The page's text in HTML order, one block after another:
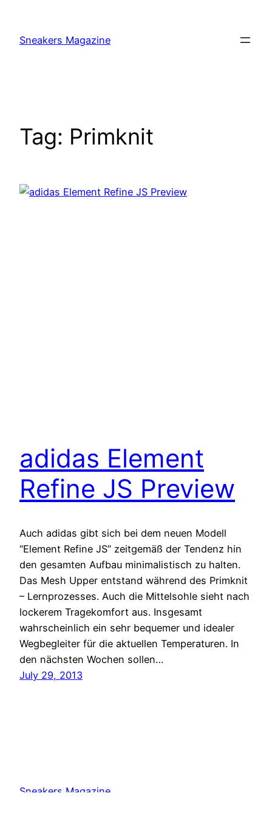
content
Sneakers Magazine
Tag: Primknit
adidas Element
Refine JS Preview
Auch adidas gibt sich bei dem neuen Modell
“Element Refine JS” zeitgemäß der Tendenz hin
den gesamten Aufbau minimalistisch zu halten.
Das Mesh Upper entstand während des Primknit
– Lernprozesses. Auch die Mittelsohle sieht nach
lockerem Tragekomfort aus. Insgesamt
wahrscheinlich ein sehr bequemer und idealer
Wegbegleiter für die aktuellen Temperaturen. In
den nächsten Wochen sollen…
July 29, 2013
Sneakers Magazine